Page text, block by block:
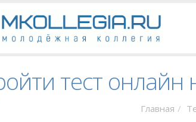
тест онлайн
Главная